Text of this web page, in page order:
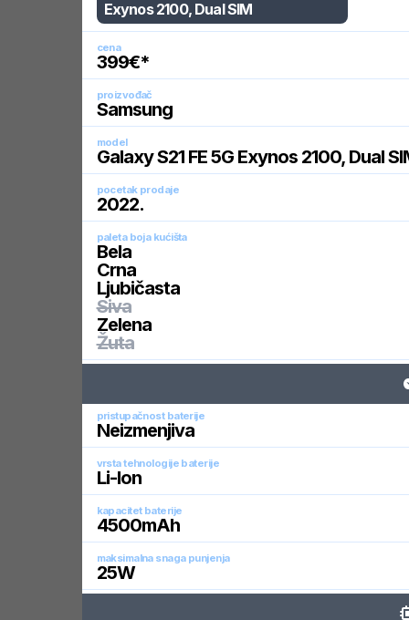
Exynos 2100, Dual SIM
cena
399€*
proizvođač
Samsung
model
Galaxy S21 FE 5G Exynos 2100, Dual
pocetak prodaje
2022.
paleta boja kućišta
Bela
Crna
Ljubičasta
Siva
Zelena
Žuta
pristupačnost baterije
Neizmenjiva
vrsta tehnologije baterije
Li-Ion
kapacitet baterije
4500mAh
maksimalna snaga punjenja
25W